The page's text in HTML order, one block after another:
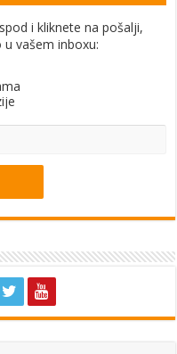
i kliknete na pošalji,
vašem inboxu: